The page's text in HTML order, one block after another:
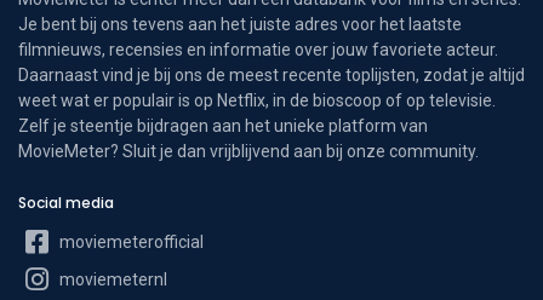
Je bent bij ons tevens aan het juiste adres voor het laatste
filmnieuws, recensies en informatie over jouw favoriete acteur.
Daarnaast vind je bij ons de meest recente toplijsten, zodat je altijd
weet wat er populair is op Netflix, in de bioscoop of op televisie.
Zelf je steentje bijdragen aan het unieke platform van
MovieMeter? Sluit je dan vrijblijvend aan bij onze community.
Social media
moviemeterofficial
moviemeternl